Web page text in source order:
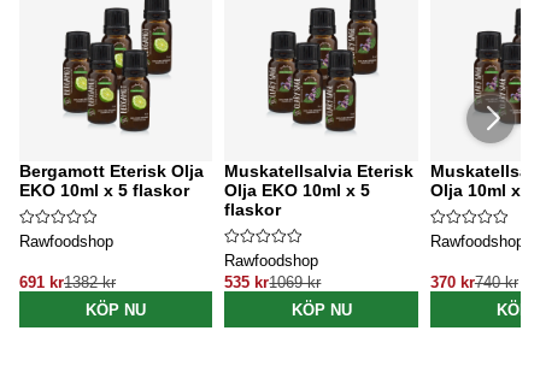
Bergamott Eterisk Olja
EKO 10ml x 5 flaskor
Rawfoodshop
691 kr1382 kr
KÖP NU
Muskatellsalvia Eterisk
Olja EKO 10ml x 5
flaskor
Rawfoodshop
535 kr1069 kr
KÖP NU
Olja 10ml x
Rawfoodshop
370 kr740 kr
KÖP